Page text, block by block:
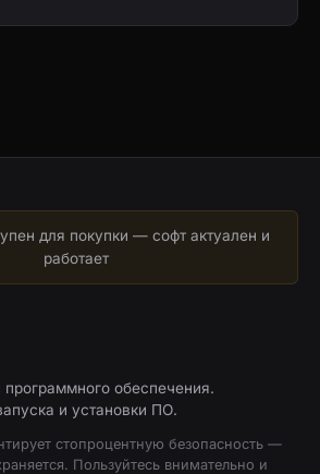
для покупки — софт актуален и
работает
обеспечения.
и установки ПО.
стопроцентную безопасность —
Пользуйтесь внимательно и